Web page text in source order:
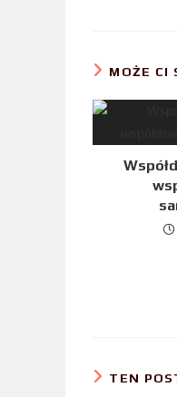
MOŻE CI
TEN